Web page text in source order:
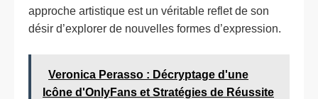
approche artistique est un véritable reflet de son
désir d’explorer de nouvelles formes d’expression.
Veronica Perasso : Décryptage d'une
Icône d'OnlyFans et Stratégies de Réussite